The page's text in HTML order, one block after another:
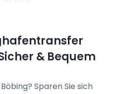
& Bequem
Sparen Sie sich